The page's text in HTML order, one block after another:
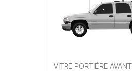
VITRE PORTIÈRE